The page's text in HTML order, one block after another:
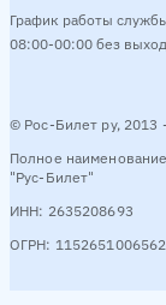
© Рос-Билет ру, 2013
Полное
"Рус-Билет"
ИНН: 2635208693
ОГРН: 1152651006562
График работы
08:00-00:00 без